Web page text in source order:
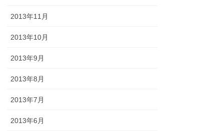
2013年11月
2013年10月
2013年9月
2013年8月
2013年7月
2013年6月